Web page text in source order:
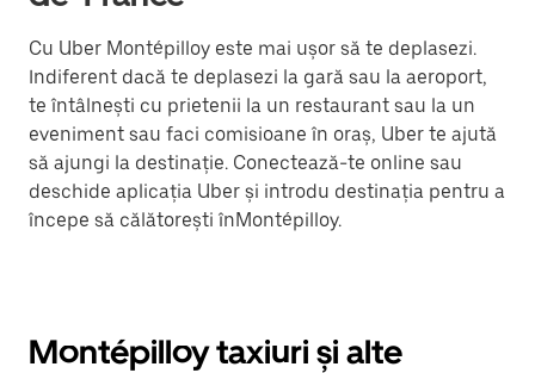
Cu Uber Montépilloy este mai ușor să te deplasezi.
Indiferent dacă te deplasezi la gară sau la aeroport,
te întâlnești cu prietenii la un restaurant sau la un
eveniment sau faci comisioane în oraș, Uber te ajută
să ajungi la destinație. Conectează-te online sau
deschide aplicația Uber și introdu destinația pentru a
începe să călătorești înMontépilloy.
Montépilloy taxiuri și alte